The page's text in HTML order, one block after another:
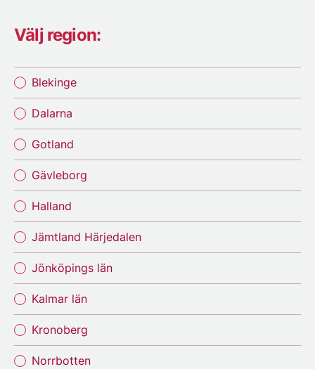
Välj region:
Blekinge
Dalarna
Gotland
Gävleborg
Halland
Jämtland Härjedalen
Jönköpings län
Kalmar län
Kronoberg
Norrbotten